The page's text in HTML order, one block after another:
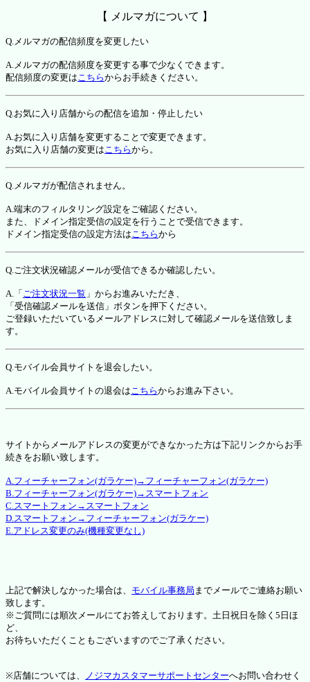
【 メルマガについて 】
Q.メルマガの配信頻度を変更したい
A.メルマガの配信頻度を変更する事で少なくできます。
配信頻度の変更はこちらからお手続きください。
Q.お気に入り店舗からの配信を追加・停止したい
A.お気に入り店舗を変更することで変更できます。
お気に入り店舗の変更はこちらから。
Q.メルマガが配信されません。
A.端末のフィルタリング設定をご確認ください。
また、ドメイン指定受信の設定を行うことで受信できます。
ドメイン指定受信の設定方法はこちらから
Q.ご注文状況確認メールが受信できるか確認したい。
A.「 ご注文状況一覧 」からお進みいただき、
「受信確認メールを送信」ボタンを押下ください。
ご登録いただいているメールアドレスに対して確認メールを送信致しま
す。
Q.モバイル会員サイトを退会したい。
A.モバイル会員サイトの退会はこちらからお進み下さい。
サイトからメールアドレスの変更ができなかった方は下記リンクからお手
続きをお願い致します。
A.フィーチャーフォン(ガラケー)→フィーチャーフォン(ガラケー)
B.フィーチャーフォン(ガラケー)→スマートフォン
C.スマートフォン→スマートフォン
D.スマートフォン→フィーチャーフォン(ガラケー)
E.アドレス変更のみ(機種変更なし)
上記で解決しなかった場合は、 モバイル事務局 までメールでご連絡お願い
致します。
※ご質問には順次メールにてお答えしております。土日祝日を除く5日ほ
ど、
お待ちいただくこともございますのでご了承ください。
※店舗については、 ノジマカスタマーサポートセンターへお問い合わせく